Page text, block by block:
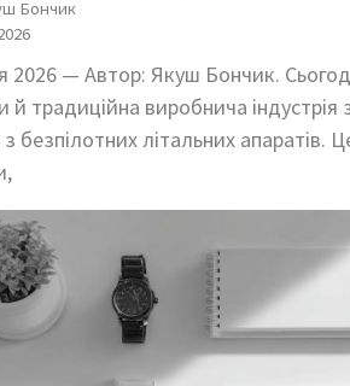
Бончик
2026 — Автор: Якуш Бончик.
й традиційна виробнича індустрія
безпілотних літальних апаратів.